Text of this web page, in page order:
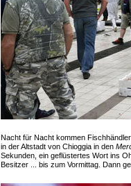
Nacht für Nacht kommen
in der Altstadt von Chioggia in den
Sekunden, ein geflüstertes Wort ins
Besitzer ... bis zum Vormittag. Dann